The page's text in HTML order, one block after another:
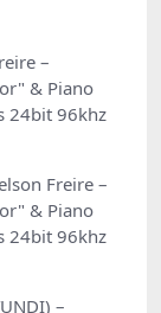
–
& Piano
24bit 96khz
Freire –
& Piano
24bit 96khz
–